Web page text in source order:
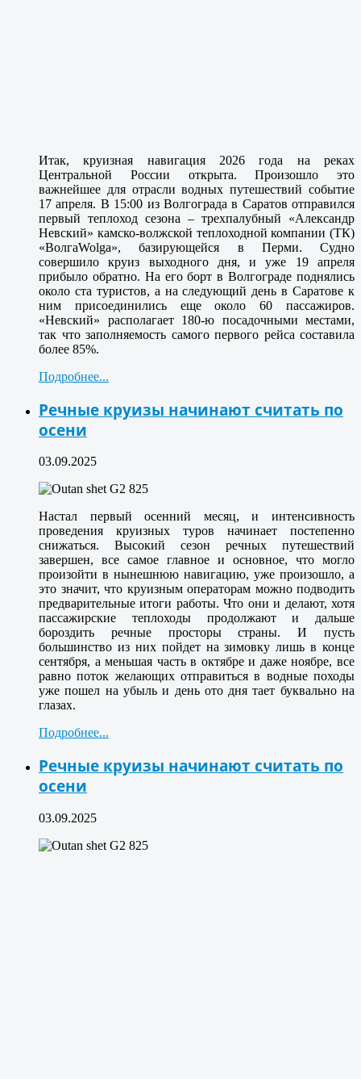
Итак, круизная навигация 2026 года на реках
Центральной России открыта. Произошло это
важнейшее для отрасли водных путешествий событие
17 апреля. В 15:00 из Волгограда в Саратов отправился
первый теплоход сезона – трехпалубный «Александр
Невский» камско-волжской теплоходной компании (ТК)
«ВолгаWolga», базирующейся в Перми. Судно
совершило круиз выходного дня, и уже 19 апреля
прибыло обратно. На его борт в Волгограде поднялись
около ста туристов, а на следующий день в Саратове к
ним присоединились еще около 60 пассажиров.
«Невский» располагает 180-ю посадочными местами,
так что заполняемость самого первого рейса составила
более 85%.
Подробнее...
Речные круизы начинают считать по
осени
03.09.2025
Настал первый осенний месяц, и интенсивность
проведения круизных туров начинает постепенно
снижаться. Высокий сезон речных путешествий
завершен, все самое главное и основное, что могло
произойти в нынешнюю навигацию, уже произошло, а
это значит, что круизным операторам можно подводить
предварительные итоги работы. Что они и делают, хотя
пассажирские теплоходы продолжают и дальше
бороздить речные просторы страны. И пусть
большинство из них пойдет на зимовку лишь в конце
сентября, а меньшая часть в октябре и даже ноябре, все
равно поток желающих отправиться в водные походы
уже пошел на убыль и день ото дня тает буквально на
глазах.
Подробнее...
Речные круизы начинают считать по
осени
03.09.2025